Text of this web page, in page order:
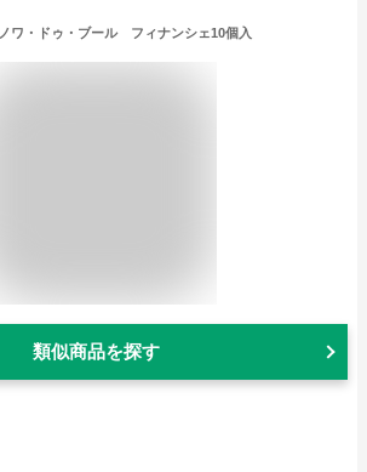
ノワ・ドゥ・ブール フィナンシェ10個入
類似商品を探す